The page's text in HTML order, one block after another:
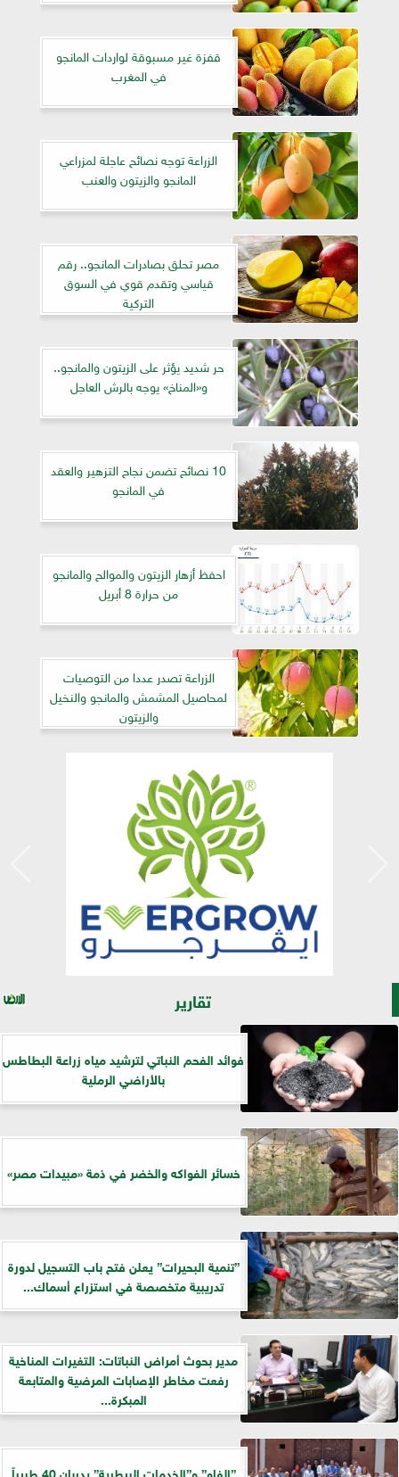
قفزة غير مسبوقة لواردات المانجو
في المغرب
الزراعة توجه نصائح عاجلة لمزراعي
المانجو والزيتون والعنب
مصر تحلق بصادرات المانجو.. رقم
قياسي وتقدم قوي في السوق
التركية
حر شديد يؤثر على الزيتون والمانجو..
و«المناخ» يوجه بالرش العاجل
10 نصائح تضمن نجاح التزهير والعقد
في المانجو
احفظ أزهار الزيتون والموالح والمانجو
من حرارة 8 أبريل
الزراعة تصدر عددا من التوصيات
لمحاصيل المشمش والمانجو والنخيل
والزيتون
تقارير
فوائد الفحم النباتي لترشيد مياه زراعة البطاطس
بالأراضي الرملية
خسائر الفواكه والخضر في ذمة «مبيدات مصر»
”تنمية البحيرات” يعلن فتح باب التسجيل لدورة
تدريبية متخصصة في استزراع أسماك...
مدير بحوث أمراض النباتات: التغيرات المناخية
رفعت مخاطر الإصابات المرضية والمتابعة
المبكرة...
”الفاو” و”الخدمات البيطرية” يدربان 40 طبيباً